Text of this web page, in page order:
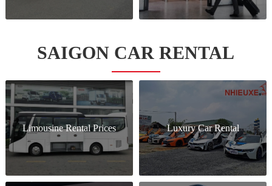
SAIGON CAR RENTAL
Limousine Rental Prices Luxury Car Rental